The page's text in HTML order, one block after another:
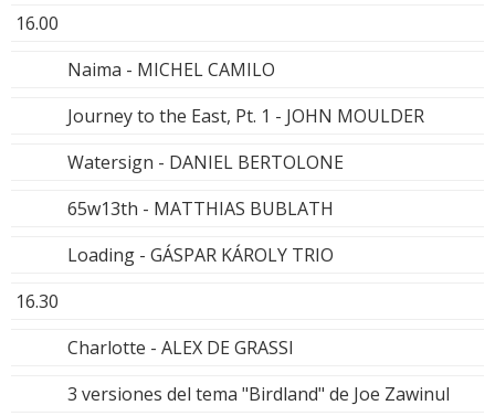
16.00
Naima - MICHEL CAMILO
Journey to the East, Pt. 1 - JOHN MOULDER
Watersign - DANIEL BERTOLONE
65w13th - MATTHIAS BUBLATH
Loading - GÁSPAR KÁROLY TRIO
16.30
Charlotte - ALEX DE GRASSI
3 versiones del tema "Birdland" de Joe Zawinul